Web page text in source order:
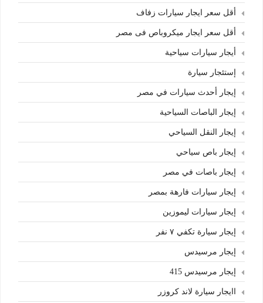
أقل سعر ايجار سيارات زفاف
أقل سعر ايجار ميكروباص فى مصر
أيجار سيارات سياحية
إستئجار سيارة
إيجار أحدث سيارات في مصر
إيجار الباصات السياحية
إيجار النقل السياحي
إيجار باص سياحي
إيجار باصات في مصر
إيجار سيارات فارهة بمصر
إيجار سيارات ليموزين
إيجار سيارة تكفي ٧ نفر
إيجار مرسيدس
إيجار مرسيدس 415
اايجار سيارة لاند كروزر